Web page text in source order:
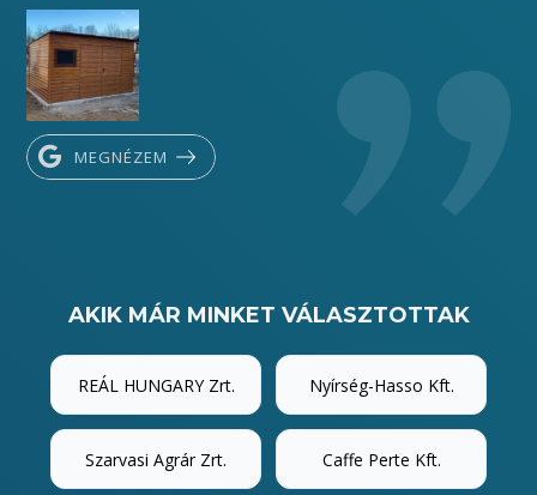
MEGNÉZEM
AKIK MÁR MINKET VÁLASZTOTTAK
REÁL HUNGARY Zrt. Nyírség-Hasso Kft.
Szarvasi Agrár Zrt. Caffe Perte Kft.